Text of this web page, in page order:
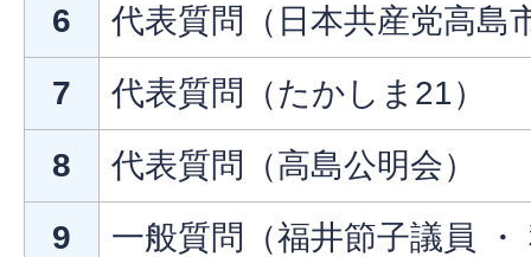
6
代表質問（日本共産党高島
7
代表質問（たかしま21）
8
代表質問（高島公明会）
9
一般質問（福井節子議員